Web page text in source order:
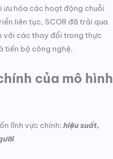
hóa các hoạt động chuỗi
liên tục, SCOR đã trải qua
với các thay đổi trong thực
tiến bộ công nghệ.
của mô hình
lĩnh vực chính: hiệu suất,